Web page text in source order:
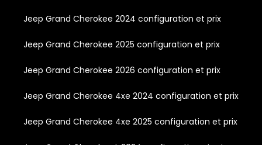
Jeep Grand Cherokee 2024 configuration et prix
Jeep Grand Cherokee 2025 configuration et prix
Jeep Grand Cherokee 2026 configuration et prix
Jeep Grand Cherokee 4xe 2024 configuration et prix
Jeep Grand Cherokee 4xe 2025 configuration et prix